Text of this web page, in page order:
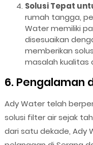
Solusi Tepat
rumah tangga,
Water memiliki
disesuaikan
memberikan
masalah kualitas
6. Pengalaman
Ady Water telah
solusi filter air sejak
dari satu dekade, Ady